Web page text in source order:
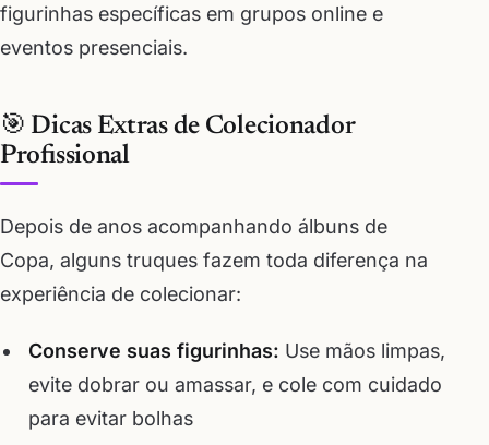
figurinhas específicas em grupos online e
eventos presenciais.
🎯 Dicas Extras de Colecionador
Profissional
Depois de anos acompanhando álbuns de
Copa, alguns truques fazem toda diferença na
experiência de colecionar:
Conserve suas figurinhas: Use mãos limpas,
evite dobrar ou amassar, e cole com cuidado
para evitar bolhas